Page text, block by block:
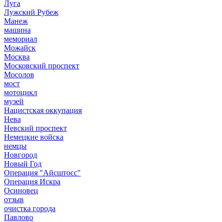
Луга
Лужский Рубеж
Манеж
машина
мемориал
Можайск
Москва
Московский проспект
Мосолов
мост
мотоцикл
музей
Нацистская оккупация
Нева
Невский проспект
Немецкие войска
немцы
Новгород
Новый Год
Операция "Айсштосс"
Операция Искра
Осиновец
отзыв
очистка города
Павлово